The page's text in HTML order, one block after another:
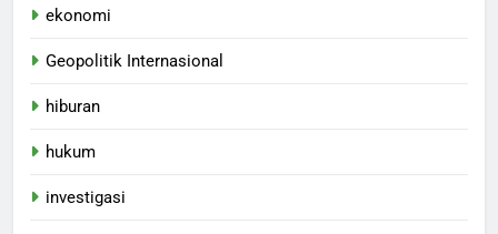
ekonomi
Geopolitik Internasional
hiburan
hukum
investigasi